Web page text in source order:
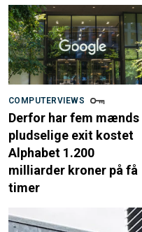
COMPUTERVIEWS
Derfor har fem mænds
pludselige exit kostet
Alphabet 1.200
milliarder kroner på få
timer